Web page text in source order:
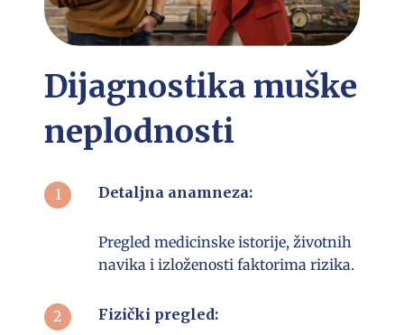
Dijagnostika muške
neplodnosti
Detaljna anamneza:
Pregled medicinske istorije, životnih
navika i izloženosti faktorima rizika.
Fizički pregled: